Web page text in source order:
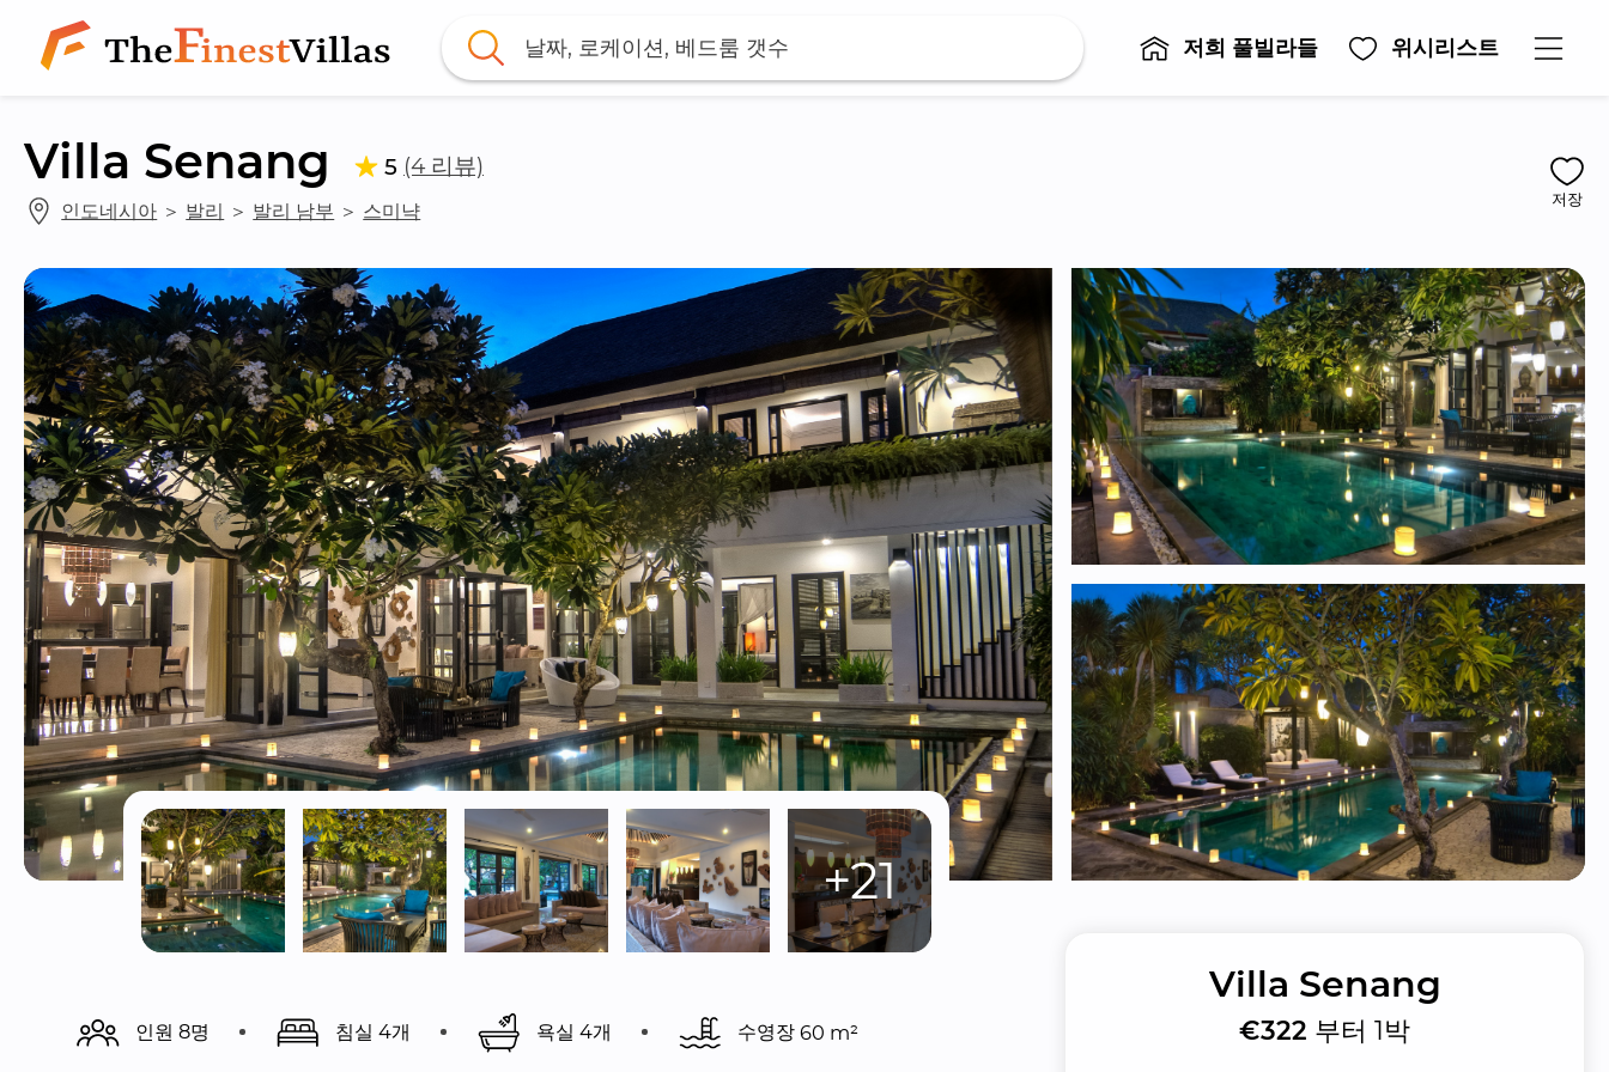
날짜, 로케이션, 베드룸 갯수 저희 풀빌라들 위시리스트
Villa Senang 5 (4 리뷰)
인도네시아 ＞ 발리 ＞ 발리 남부 ＞ 스미냑 저장
+21
인원 8명 침실 4개 욕실 4개 수영장 60 m²
Villa Senang
€322 부터 1박